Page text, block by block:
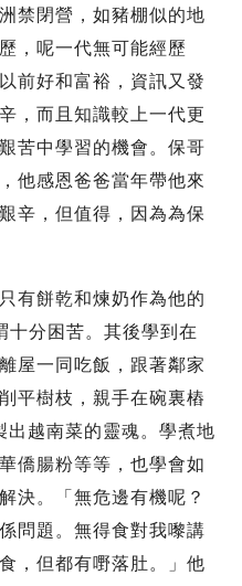
禁閉營，如豬棚似的地
，呢一代無可能經歷
前好和富裕，資訊又發
，而且知識較上一代更
苦中學習的機會。保哥
他感恩爸爸當年帶他來
辛，但值得，因為為保
有餅乾和煉奶作為他的
十分困苦。其後學到在
屋一同吃飯，跟著鄰家
平樹枝，親手在碗裏樁
越南菜的靈魂。學煮地
僑腸粉等等，也學會如
決。「無危邊有機呢？
問題。無得食對我嚟講
，但都有嘢落肚。」他